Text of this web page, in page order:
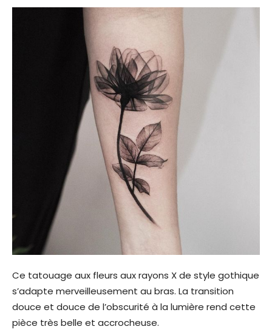
Ce tatouage aux fleurs aux rayons X de style gothique
s’adapte merveilleusement au bras. La transition
douce et douce de l’obscurité à la lumière rend cette
pièce très belle et accrocheuse.